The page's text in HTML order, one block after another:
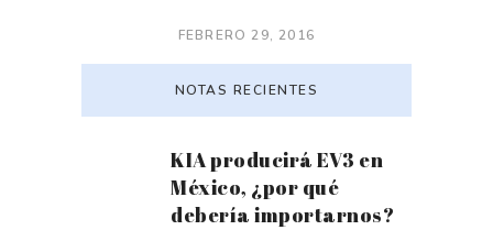
FEBRERO 29, 2016
NOTAS RECIENTES
KIA producirá EV3 en
México, ¿por qué
debería importarnos?